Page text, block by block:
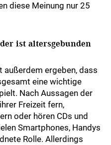
diese Meinung nur 25
ist altersgebunden
außerdem ergeben, dass
eine wichtige
Nach Aussagen der
Freizeit fern,
oder hören CDs und
Smartphones, Handys
Rolle. Allerdings